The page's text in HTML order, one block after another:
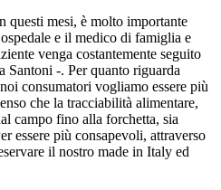
questi mesi, è molto importante
e il medico di famiglia e
venga costantemente seguito
Santoni -. Per quanto riguarda
consumatori vogliamo essere più
che la tracciabilità alimentare,
campo fino alla forchetta, sia
essere più consapevoli, attraverso
il nostro made in Italy ed